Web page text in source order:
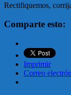
Rectifiquemos,
Comparte esto:
Imprimir
Correo